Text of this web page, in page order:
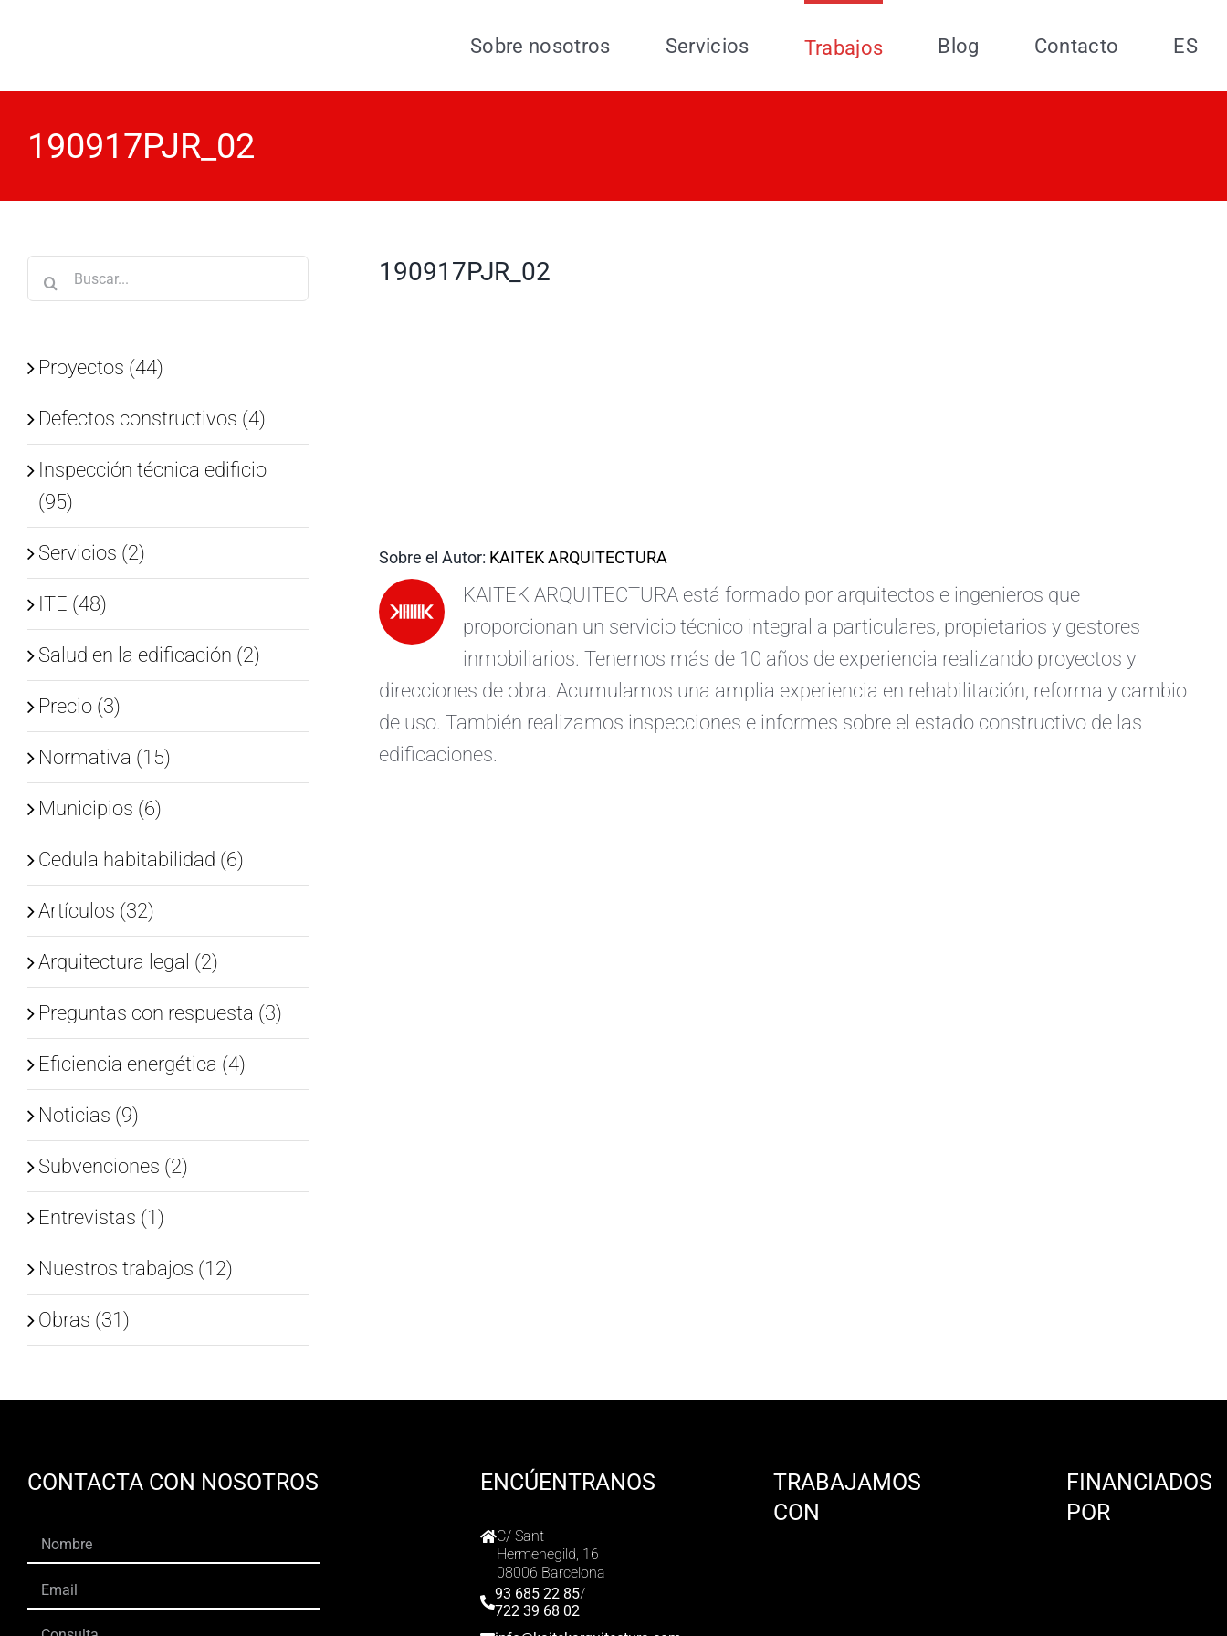
Sobre nosotros Servicios Trabajos Blog Contacto ES
190917PJR_02
190917PJR_02
Sobre el Autor: KAITEK ARQUITECTURA
KAITEK ARQUITECTURA está formado por arquitectos e ingenieros que
proporcionan un servicio técnico integral a particulares, propietarios y gestores
inmobiliarios. Tenemos más de 10 años de experiencia realizando proyectos y
direcciones de obra. Acumulamos una amplia experiencia en rehabilitación, reforma y cambio
de uso. También realizamos inspecciones e informes sobre el estado constructivo de las
edificaciones.
Buscar:
Proyectos (44)
Defectos constructivos (4)
Inspección técnica edificio
(95)
Servicios (2)
ITE (48)
Salud en la edificación (2)
Precio (3)
Normativa (15)
Municipios (6)
Cedula habitabilidad (6)
Artículos (32)
Arquitectura legal (2)
Preguntas con respuesta (3)
Eficiencia energética (4)
Noticias (9)
Subvenciones (2)
Entrevistas (1)
Nuestros trabajos (12)
Obras (31)
CONTACTA CON NOSOTROS ENCÚENTRANOS
C/ Sant
Hermenegild, 16
08006 Barcelona
93 685 22 85/
722 39 68 02
TRABAJAMOS
CON
FINANCIADOS
POR